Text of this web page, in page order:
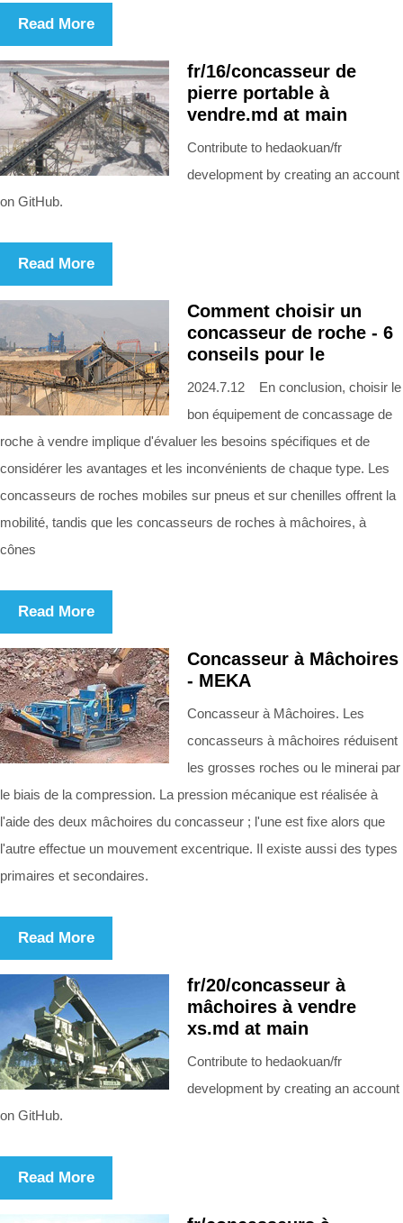
Read More
fr/16/concasseur de
pierre portable à
vendre.md at main
Contribute to hedaokuan/fr
development by creating an account
on GitHub.
Read More
Comment choisir un
concasseur de roche - 6
conseils pour le
2024.7.12 En conclusion, choisir le
bon équipement de concassage de
roche à vendre implique d'évaluer les besoins spécifiques et de
considérer les avantages et les inconvénients de chaque type. Les
concasseurs de roches mobiles sur pneus et sur chenilles offrent la
mobilité, tandis que les concasseurs de roches à mâchoires, à
cônes
Read More
Concasseur à Mâchoires
- MEKA
Concasseur à Mâchoires. Les
concasseurs à mâchoires réduisent
les grosses roches ou le minerai par
le biais de la compression. La pression mécanique est réalisée à
l'aide des deux mâchoires du concasseur ; l'une est fixe alors que
l'autre effectue un mouvement excentrique. Il existe aussi des types
primaires et secondaires.
Read More
fr/20/concasseur à
mâchoires à vendre
xs.md at main
Contribute to hedaokuan/fr
development by creating an account
on GitHub.
Read More